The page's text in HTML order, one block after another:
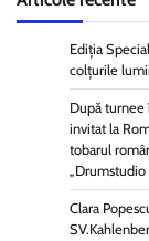
Ediția
colțurile
După turnee
invitat la
tobarul
„Drumstudio
Clara